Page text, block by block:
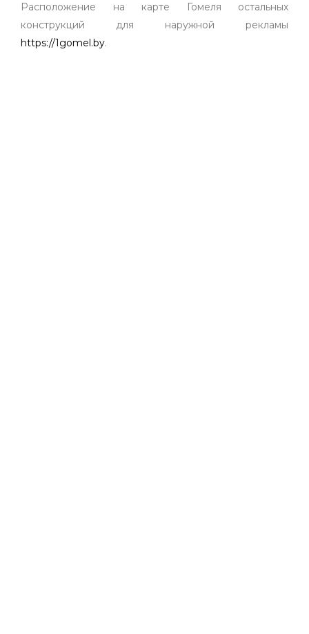
Расположение на карте Гомеля остальных
конструкций для наружной рекламы
https://1gomel.by.